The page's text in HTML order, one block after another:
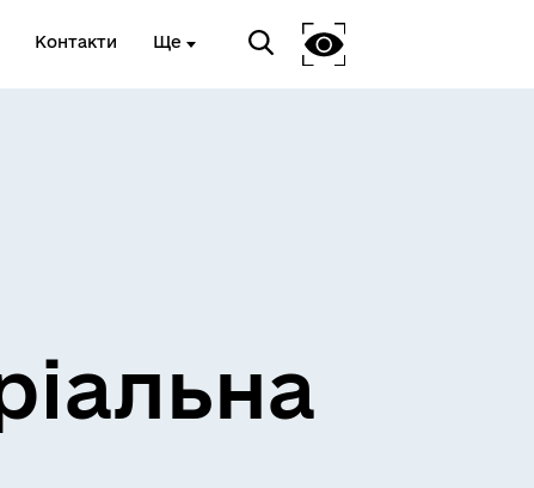
Контакти Ще